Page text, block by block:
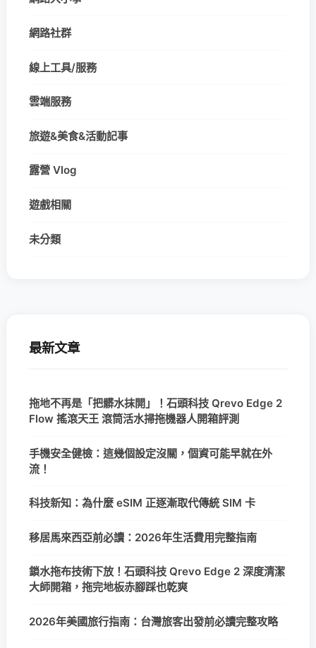
網路社群
線上工具/服務
雲端服務
旅遊&美食&活動記事
露營 Vlog
遊戲相關
未分類
最新文章
拖地不再是「把髒水抹開」！石頭科技 Qrevo Edge 2
Flow 搖滾天王 滾筒活水掃拖機器人開箱評測
手機安全健檢：這幾個設定沒關，個資可能早就在外
流！
科技新知：為什麼 eSIM 正逐漸取代傳統 SIM 卡
移居馬來西亞前必讀：2026年生活費用完整指南
鎖水拖布技術下放！石頭科技 Qrevo Edge 2 深度清潔
大師開箱，拖完地板赤腳踩也乾爽
2026年美國旅行指南：台灣旅客出發前必讀完整攻略